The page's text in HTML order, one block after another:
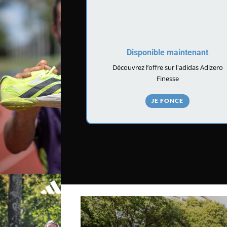
Disponible maintenant
Découvrez l’offre sur l'adidas Adizero
Finesse
JE FONCE